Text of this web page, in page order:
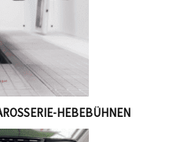
HEBEBÜHNEN